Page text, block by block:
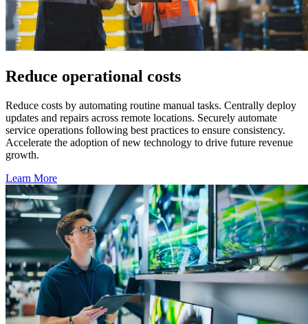
Reduce operational costs
Reduce costs by automating routine manual tasks. Centrally deploy
updates and repairs across remote locations. Securely automate
service operations following best practices to ensure consistency.
Accelerate the adoption of new technology to drive future revenue
growth.
Learn More